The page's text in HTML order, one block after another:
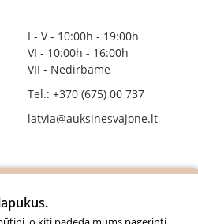
I - V - 10:00h - 19:00h
VI - 10:00h - 16:00h
VII - Nedirbame
Tel.: +370 (675) 00 737
latvia@auksinesvajone.lt